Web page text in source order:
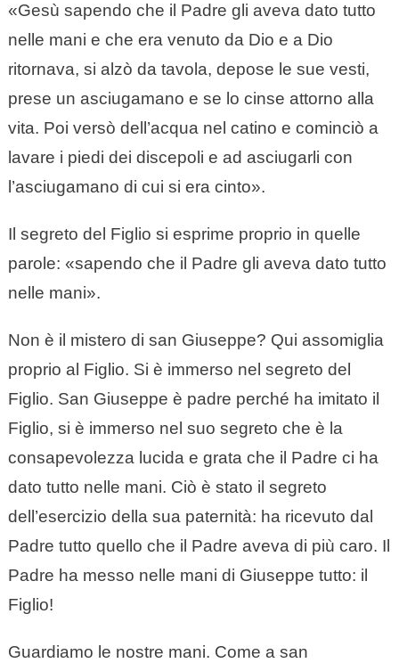
«Gesù sapendo che il Padre gli aveva dato tutto
nelle mani e che era venuto da Dio e a Dio
ritornava, si alzò da tavola, depose le sue vesti,
prese un asciugamano e se lo cinse attorno alla
vita. Poi versò dell’acqua nel catino e cominciò a
lavare i piedi dei discepoli e ad asciugarli con
l’asciugamano di cui si era cinto».
Il segreto del Figlio si esprime proprio in quelle
parole: «sapendo che il Padre gli aveva dato tutto
nelle mani».
Non è il mistero di san Giuseppe? Qui assomiglia
proprio al Figlio. Si è immerso nel segreto del
Figlio. San Giuseppe è padre perché ha imitato il
Figlio, si è immerso nel suo segreto che è la
consapevolezza lucida e grata che il Padre ci ha
dato tutto nelle mani. Ciò è stato il segreto
dell’esercizio della sua paternità: ha ricevuto dal
Padre tutto quello che il Padre aveva di più caro. Il
Padre ha messo nelle mani di Giuseppe tutto: il
Figlio!
Guardiamo le nostre mani. Come a san